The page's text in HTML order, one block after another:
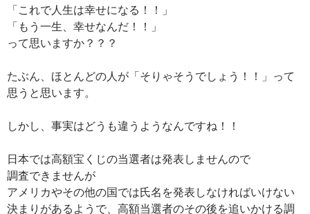
「これで人生は幸せになる！！」
「もう一生、幸せなんだ！！」
って思いますか？？？
たぶん、ほとんどの人が「そりゃそうでしょう！！」って
思うと思います。
しかし、事実はどうも違うようなんですね！！
日本では高額宝くじの当選者は発表しませんので
調査できませんが
アメリカやその他の国では氏名を発表しなければいけない
決まりがあるようで、高額当選者のその後を追いかける調